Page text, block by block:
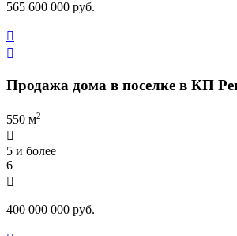
565 600 000 руб.


Продажа дома в поселке в КП
550 м2

5 и более
6

400 000 000 руб.